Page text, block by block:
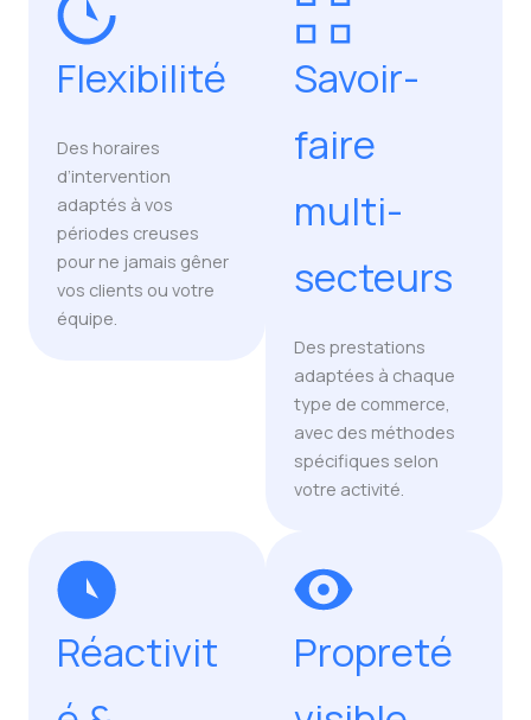
Flexibilité
Des horaires
d’intervention
adaptés à vos
périodes creuses
pour ne jamais gêner
vos clients ou votre
équipe.
Savoir-
faire
multi-
secteurs
Des prestations
adaptées à chaque
type de commerce,
avec des méthodes
spécifiques selon
votre activité.
Réactivit
Propreté